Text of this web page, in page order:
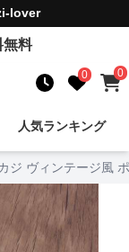
lover
無料
0 0
人気ランキング
ジ ヴィンテージ風